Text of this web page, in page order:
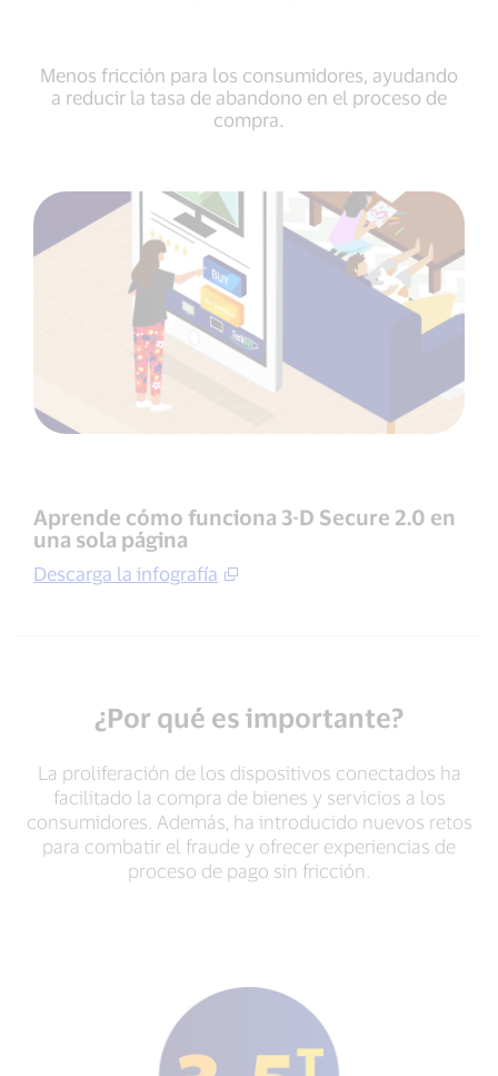
Menos fricción para los consumidores, ayudando
a reducir la tasa de abandono en el proceso de
compra.
Aprende cómo funciona 3-D Secure 2.0 en
una sola página
Descarga la infografía
¿Por qué es importante?
La proliferación de los dispositivos conectados ha
facilitado la compra de bienes y servicios a los
consumidores. Además, ha introducido nuevos retos
para combatir el fraude y ofrecer experiencias de
proceso de pago sin fricción.